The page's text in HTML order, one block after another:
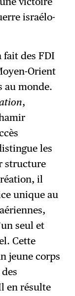
israélo-
fait des FDI
Orient
au monde.
,
les
structure
il
unique au
seul et
Cette
jeune corps
en résulte